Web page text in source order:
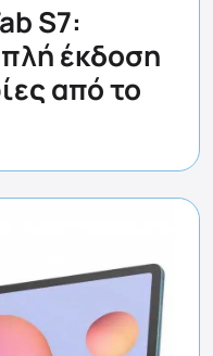
S7:
έκδοση
από το